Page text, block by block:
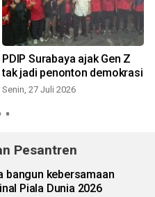
PDIP Surabaya ajak Gen Z
tak jadi penonton demokrasi
Senin, 27 Juli 2026
Pesantren
bangun kebersamaan
Piala Dunia 2026